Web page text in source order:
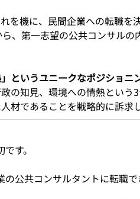
を機に、民間企業への転職を
、第一志望の公共コンサルの
というユニークなポジショニ
の知見、環境への情熱という
材であることを戦略的に訴求
す。
公共コンサルタントに転職で